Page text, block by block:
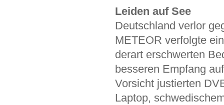
Leiden auf See
Deutschland verlor
METEOR verfolgte
derart erschwerten
besseren Empfang
Vorsicht justierten
Laptop,